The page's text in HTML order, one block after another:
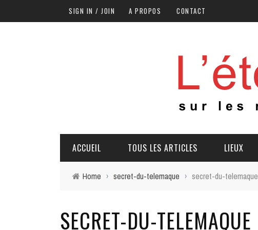
SIGN IN / JOIN A PROPOS CONTACT
ACCUEIL TOUS LES ARTICLES LIEUX
Home › secret-du-telemaque › secret-du-telemaque
SECRET-DU-TELEMAQUE